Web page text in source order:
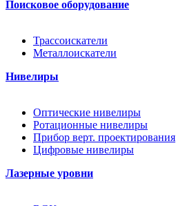
Поисковое оборудование
Трассоискатели
Металлоискатели
Нивелиры
Оптические нивелиры
Ротационные нивелиры
Прибор верт. проектирования
Цифровые нивелиры
Лазерные уровни